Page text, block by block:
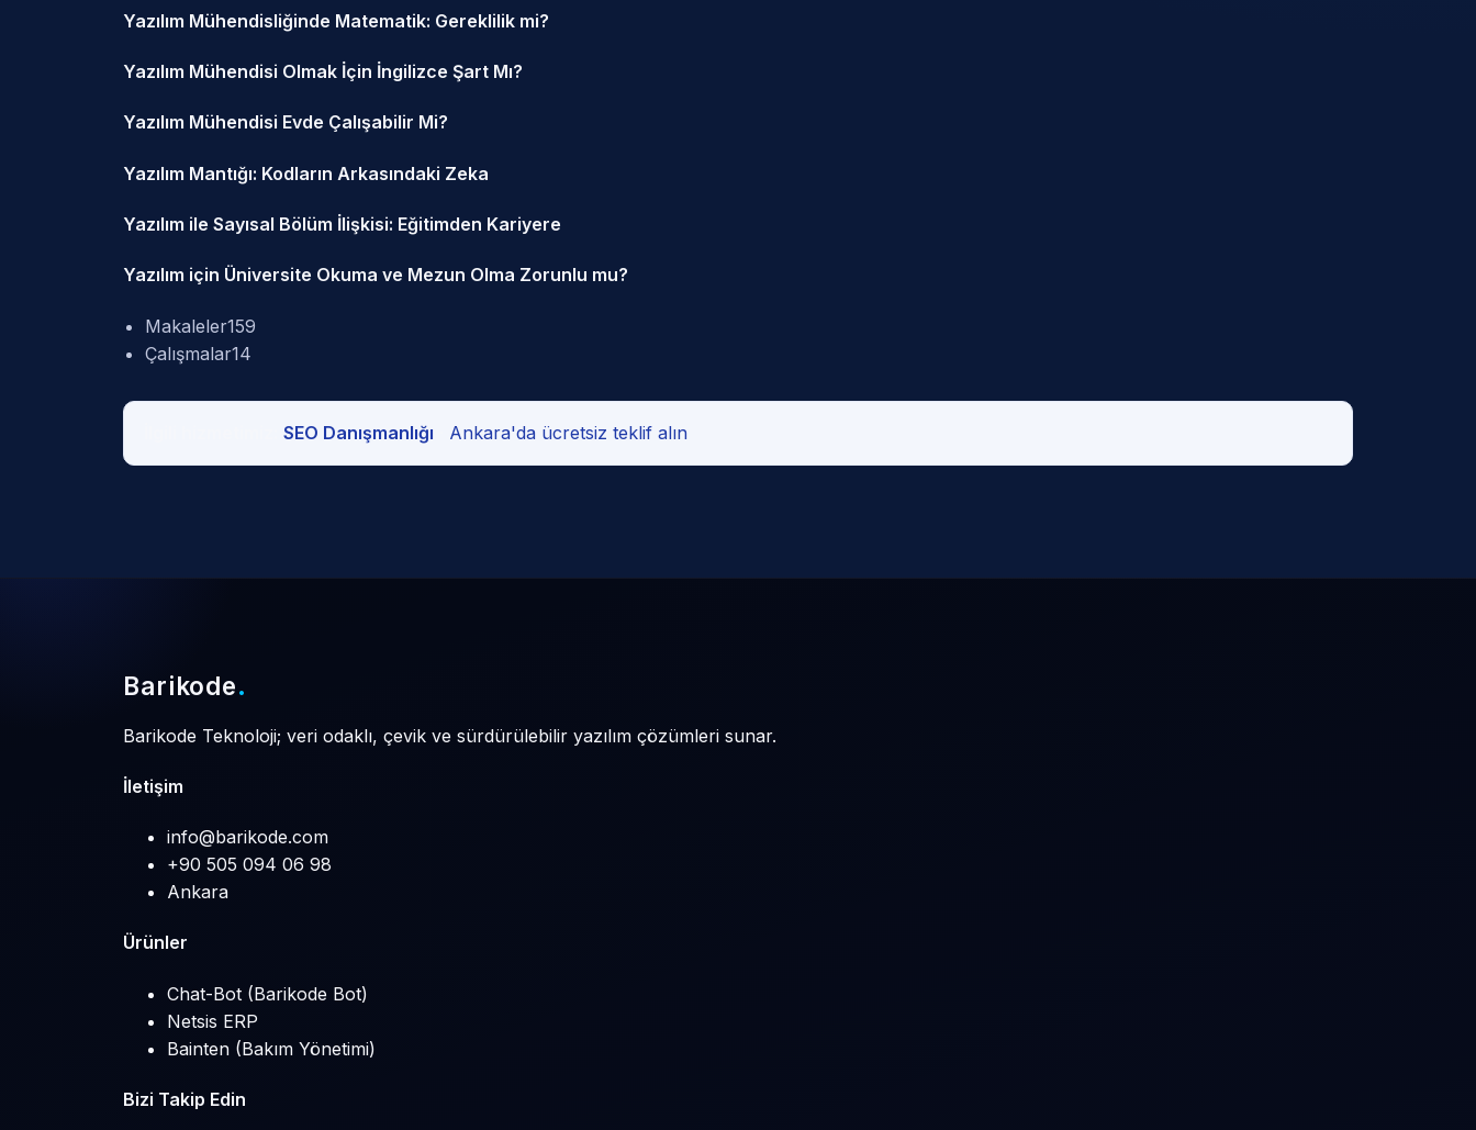
Yazılım Mühendisliğinde Matematik: Gereklilik mi?
Yazılım Mühendisi Olmak İçin İngilizce Şart Mı?
Yazılım Mühendisi Evde Çalışabilir Mi?
Yazılım Mantığı: Kodların Arkasındaki Zeka
Yazılım ile Sayısal Bölüm İlişkisi: Eğitimden Kariyere
Yazılım için Üniversite Okuma ve Mezun Olma Zorunlu mu?
Makaleler159
Çalışmalar14
SEO Danışmanlığı Ankara'da ücretsiz teklif alın
Barikode.
Barikode Teknoloji; veri odaklı, çevik ve sürdürülebilir yazılım çözümleri sunar.
İletişim
info@barikode.com
+90 505 094 06 98
Ankara
Ürünler
Chat-Bot (Barikode Bot)
Netsis ERP
Bainten (Bakım Yönetimi)
Bizi Takip Edin